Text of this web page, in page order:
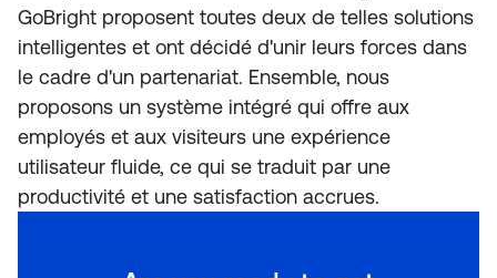
GoBright proposent toutes deux de telles solutions
intelligentes et ont décidé d'unir leurs forces dans
le cadre d'un partenariat. Ensemble, nous
proposons un système intégré qui offre aux
employés et aux visiteurs une expérience
utilisateur fluide, ce qui se traduit par une
productivité et une satisfaction accrues.